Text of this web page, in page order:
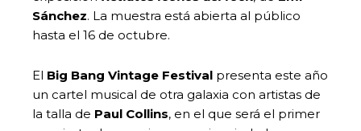
Sánchez. La muestra está abierta al público
hasta el 16 de octubre.
El Big Bang Vintage Festival presenta este año
un cartel musical de otra galaxia con artistas de
la talla de Paul Collins, en el que será el primer